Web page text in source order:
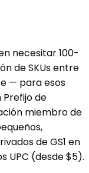
necesitar 100-
de SKUs entre
— para esos
de
miembro de
de GS1 en
UPC (desde $5).